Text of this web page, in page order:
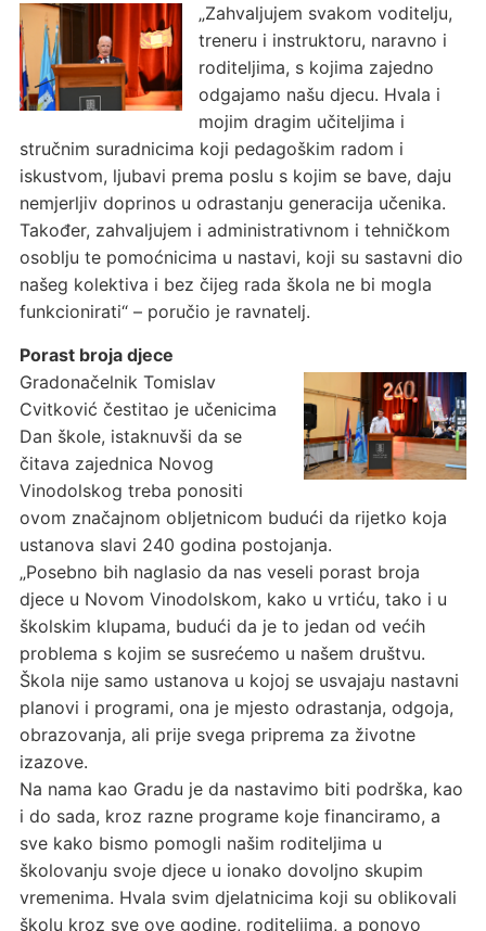
„Zahvaljujem svakom voditelju,
treneru i instruktoru, naravno i
roditeljima, s kojima zajedno
odgajamo našu djecu. Hvala i
mojim dragim učiteljima i
stručnim suradnicima koji pedagoškim radom i
iskustvom, ljubavi prema poslu s kojim se bave, daju
nemjerljiv doprinos u odrastanju generacija učenika.
Također, zahvaljujem i administrativnom i tehničkom
osoblju te pomoćnicima u nastavi, koji su sastavni dio
našeg kolektiva i bez čijeg rada škola ne bi mogla
funkcionirati“ – poručio je ravnatelj.
Porast broja djece
Gradonačelnik Tomislav
Cvitković čestitao je učenicima
Dan škole, istaknuvši da se
čitava zajednica Novog
Vinodolskog treba ponositi
ovom značajnom obljetnicom budući da rijetko koja
ustanova slavi 240 godina postojanja.
„Posebno bih naglasio da nas veseli porast broja
djece u Novom Vinodolskom, kako u vrtiću, tako i u
školskim klupama, budući da je to jedan od većih
problema s kojim se susrećemo u našem društvu.
Škola nije samo ustanova u kojoj se usvajaju nastavni
planovi i programi, ona je mjesto odrastanja, odgoja,
obrazovanja, ali prije svega priprema za životne
izazove.
Na nama kao Gradu je da nastavimo biti podrška, kao
i do sada, kroz razne programe koje financiramo, a
sve kako bismo pomogli našim roditeljima u
školovanju svoje djece u ionako dovoljno skupim
vremenima. Hvala svim djelatnicima koji su oblikovali
školu kroz sve ove godine, roditeljima, a ponovo